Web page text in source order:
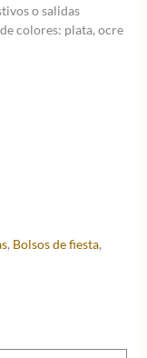
o salidas
colores: plata, ocre
, Bolsos de fiesta,